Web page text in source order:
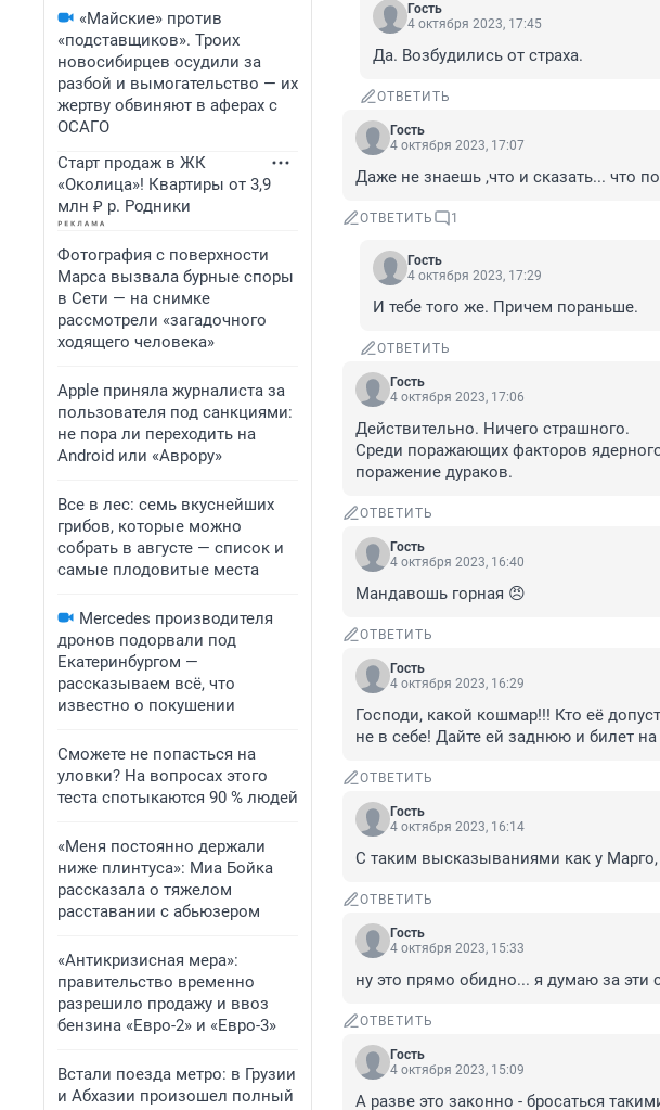
«Майские» против
«подставщиков». Троих
новосибирцев осудили за
разбой и вымогательство — их
жертву обвиняют в аферах с
ОСАГО
Старт продаж в ЖК
«Околица»! Квартиры от 3,9
млн ₽ р. Родники
Фотография с поверхности
Марса вызвала бурные споры
в Сети — на снимке
рассмотрели «загадочного
ходящего человека»
Apple приняла журналиста за
пользователя под санкциями:
не пора ли переходить на
Android или «Аврору»
Все в лес: семь вкуснейших
грибов, которые можно
собрать в августе — список и
самые плодовитые места
Mercedes производителя
дронов подорвали под
Екатеринбургом —
рассказываем всё, что
известно о покушении
Сможете не попасться на
уловки? На вопросах этого
теста спотыкаются 90 % людей
«Меня постоянно держали
ниже плинтуса»: Миа Бойка
рассказала о тяжелом
расставании с абьюзером
«Антикризисная мера»:
правительство временно
разрешило продажу и ввоз
бензина «Евро-2» и «Евро-3»
Встали поезда метро: в Грузии
и Абхазии произошел полный
Гость
4 октября 2023, 17:45
Да. Возбудились от страха.
ОТВЕТИТЬ
Гость
4 октября 2023, 17:07
Даже не знаешь ,что и сказать... что
ОТВЕТИТЬ 1
Гость
4 октября 2023, 17:29
И тебе того же. Причем пораньше.
ОТВЕТИТЬ
Гость
4 октября 2023, 17:06
Действительно. Ничего страшного.
Среди поражающих факторов
поражение дураков.
ОТВЕТИТЬ
Гость
4 октября 2023, 16:40
Мандавошь горная 😠
ОТВЕТИТЬ
Гость
4 октября 2023, 16:29
Господи, какой кошмар!!! Кто её
не в себе! Дайте ей заднюю и билет
ОТВЕТИТЬ
Гость
4 октября 2023, 16:14
С таким высказываниями как у Марго,
ОТВЕТИТЬ
Гость
4 октября 2023, 15:33
ну это прямо обидно... я думаю за эти
ОТВЕТИТЬ
Гость
4 октября 2023, 15:09
А разве это законно - бросаться